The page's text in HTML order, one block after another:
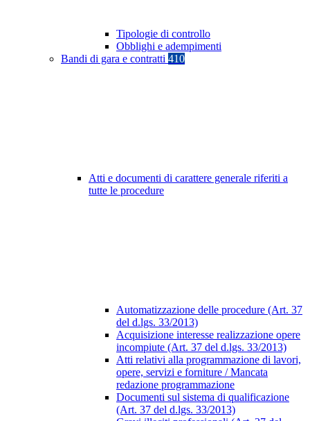
Tipologie di controllo
Obblighi e adempimenti
Bandi di gara e contratti 410
Atti e documenti di carattere generale riferiti a
tutte le procedure
Automatizzazione delle procedure (Art. 37
del d.lgs. 33/2013)
Acquisizione interesse realizzazione opere
incompiute (Art. 37 del d.lgs. 33/2013)
Atti relativi alla programmazione di lavori,
opere, servizi e forniture / Mancata
redazione programmazione
Documenti sul sistema di qualificazione
(Art. 37 del d.lgs. 33/2013)